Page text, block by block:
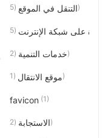
التنقل في الموقع(5)
على شبكة الإنترنت
خدمات التنمية(2)
موقع الانتقال(1)
favicon (1)
الاستجابة(2)